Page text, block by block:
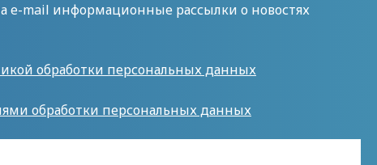
e-mail информационные рассылки о новостях
обработки персональных данных
обработки персональных данных